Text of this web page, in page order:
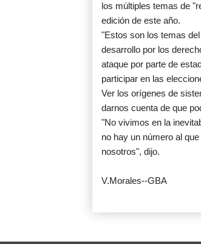
los múltiples temas de
edición de este año.
"Estos son los temas
desarrollo por los
ataque por parte de
participar en las
Ver los orígenes de
darnos cuenta de que
"No vivimos en la
no hay un número al
nosotros", dijo.
V.Morales--GBA